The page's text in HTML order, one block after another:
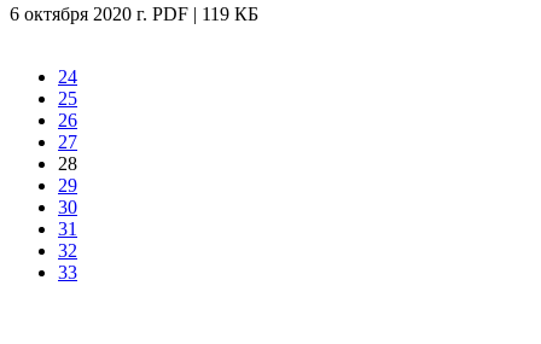
6 октября 2020 г. PDF | 119 КБ
24
25
26
27
28
29
30
31
32
33